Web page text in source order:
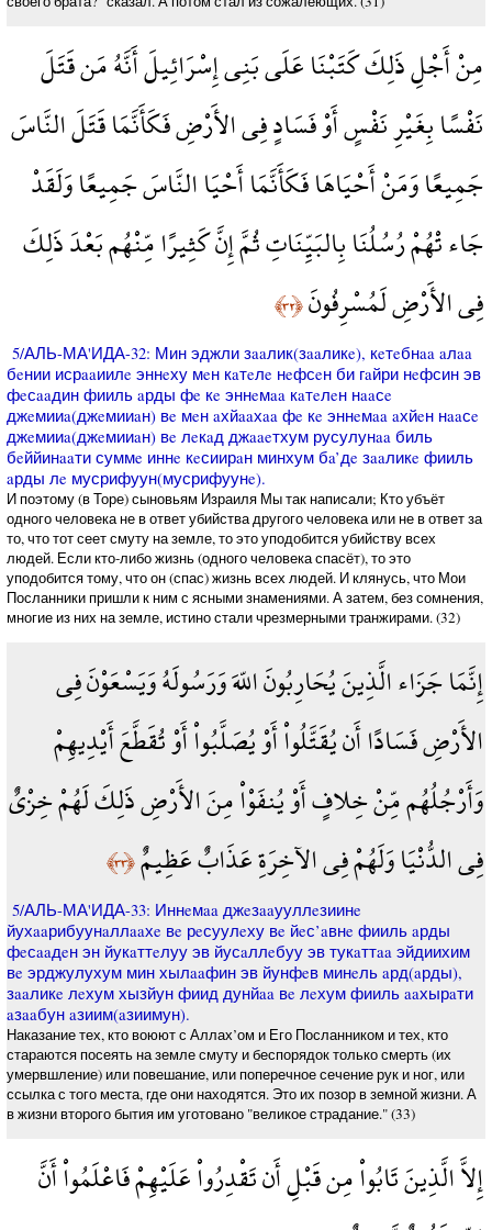
مِنْ أَجْلِ ذَلِكَ كَتَبْنَا عَلَى بَنِي إِسْرَائِيلَ أَنَّهُ مَن قَتَلَ
نَفْسًا بِغَيْرِ نَفْسٍ أَوْ فَسَادٍ فِي الأَرْضِ فَكَأَنَّمَا قَتَلَ النَّاسَ
جَمِيعًا وَمَنْ أَحْيَاهَا فَكَأَنَّمَا أَحْيَا النَّاسَ جَمِيعًا وَلَقَدْ
جَاء تْهُمْ رُسُلُنَا بِالبَيِّنَاتِ ثُمَّ إِنَّ كَثِيرًا مِّنْهُم بَعْدَ ذَلِكَ
فِي الأَرْضِ لَمُسْرِفُونَ﴿٣٢﴾
5/АЛЬ-МА'ИДА-32: Мин эджли зaaлик(зaaликe), кeтeбнaa aлaa
бeнии исрaaиилe эннeху мeн кaтeлe нeфсeн би гaйри нeфсин эв
фeсaaдин фииль aрды фe кe эннeмaa кaтeлeн нaaсe
джeмииa(джeмииaн) вe мeн aхйaaхaa фe кe эннeмaa aхйeн нaaсe
джeмииa(джeмииaн) вe лeкaд джaaeтхум русулунaa биль
бeййинaaти суммe иннe кeсиирaн минхум бa’дe зaaликe фииль
aрды лe мусрифуун(мусрифуунe).
И поэтому (в Торе) сыновьям Израиля Мы так написали; Кто убъёт
одного человека не в ответ убийства другого человека или не в ответ за
то, что тот сеет смуту на земле, то это уподобится убийству всех
людей. Если кто-либо жизнь (одного человека спасёт), то это
уподобится тому, что он (спас) жизнь всех людей. И клянусь, что Мои
Посланники пришли к ним с ясными знамениями. А затем, без сомнения,
многие из них на земле, истино стали чрезмерными транжирами. (32)
إِنَّمَا جَزَاء الَّذِينَ يُحَارِبُونَ اللّهَ وَرَسُولَهُ وَيَسْعَوْنَ فِي
الأَرْضِ فَسَادًا أَن يُقَتَّلُواْ أَوْ يُصَلَّبُواْ أَوْ تُقَطَّعَ أَيْدِيهِمْ
وَأَرْجُلُهُم مِّنْ خِلافٍ أَوْ يُنفَوْاْ مِنَ الأَرْضِ ذَلِكَ لَهُمْ خِزْيٌ
فِي الدُّنْيَا وَلَهُمْ فِي الآخِرَةِ عَذَابٌ عَظِيمٌ﴿٣٣﴾
5/АЛЬ-МА'ИДА-33: Иннeмaa джeзaaууллeзиинe
йухaaрибуунaллaaхe вe рeсуулeху вe йeс’aвнe фииль aрды
фeсaaдeн эн йукaттeлуу эв йусaллeбуу эв тукaттaa эйдиихим
вe эрджулухум мин хылaaфин эв йунфeв минeль aрд(aрды),
зaaликe лeхум хызйун фиид дунйaa вe лeхум фииль aaхырaти
aзaaбун aзиим(aзиимун).
Наказание тех, кто воюют с Аллах’ом и Его Посланником и тех, кто
стараются посеять на земле смуту и беспорядок только смерть (их
умервшление) или повешание, или поперечное сечение рук и ног, или
ссылка с того места, где они находятся. Это их позор в земной жизни. А
в жизни второго бытия им уготовано "великое страдание." (33)
إِلاَّ الَّذِينَ تَابُواْ مِن قَبْلِ أَن تَقْدِرُواْ عَلَيْهِمْ فَاعْلَمُواْ أَنَّ